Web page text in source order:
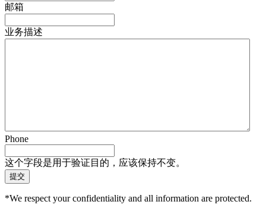
邮箱
业务描述
Phone
这个字段是用于验证目的，应该保持不变。
*We respect your confidentiality and all information are protected.